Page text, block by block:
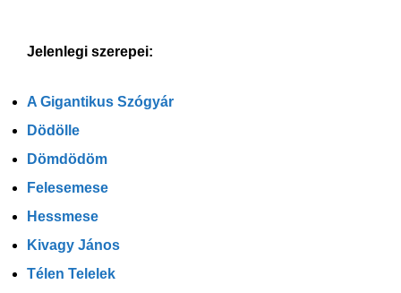
Jelenlegi szerepei:
A Gigantikus Szógyár
Dödölle
Dömdödöm
Felesemese
Hessmese
Kivagy János
Télen Telelek